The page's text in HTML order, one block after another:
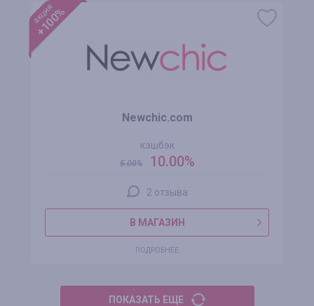
акция
+100%
Newchic.com
кэшбэк
5.00% 10.00%
2 отзыва
В МАГАЗИН
ПОДРОБНЕЕ
ПОКАЗАТЬ ЕЩЕ